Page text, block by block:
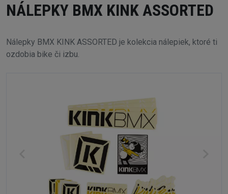
NÁLEPKY BMX KINK ASSORTED
Nálepky BMX KINK ASSORTED je kolekcia nálepiek, ktoré ti
ozdobia bike či izbu.